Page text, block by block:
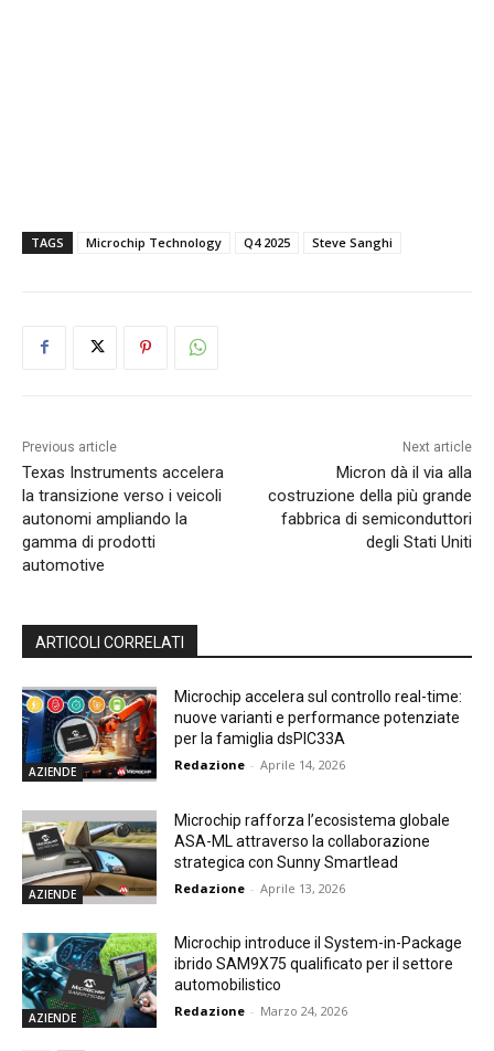
TAGS Microchip Technology Q4 2025 Steve Sanghi
Previous article
Texas Instruments accelera
la transizione verso i veicoli
autonomi ampliando la
gamma di prodotti
automotive
Next article
Micron dà il via alla
costruzione della più grande
fabbrica di semiconduttori
degli Stati Uniti
ARTICOLI CORRELATI
AZIENDE
Microchip accelera sul controllo real-time:
nuove varianti e performance potenziate
per la famiglia dsPIC33A
Redazione - Aprile 14, 2026
AZIENDE
Microchip rafforza l’ecosistema globale
ASA-ML attraverso la collaborazione
strategica con Sunny Smartlead
Redazione - Aprile 13, 2026
AZIENDE
Microchip introduce il System-in-Package
ibrido SAM9X75 qualificato per il settore
automobilistico
Redazione - Marzo 24, 2026